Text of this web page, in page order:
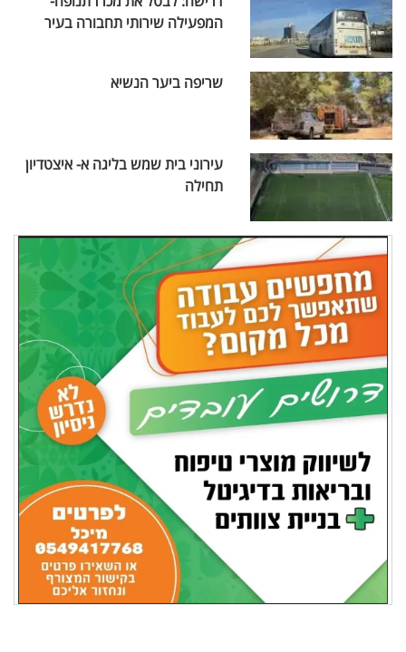
המפעילה שירותי תחבורה בעיר
שריפה ביער הנשיא
עירוני בית שמש בליגה א- איצטדיון
תחילה